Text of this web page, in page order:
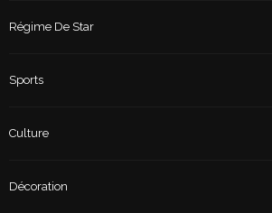
Régime De Star
Sports
Culture
Décoration